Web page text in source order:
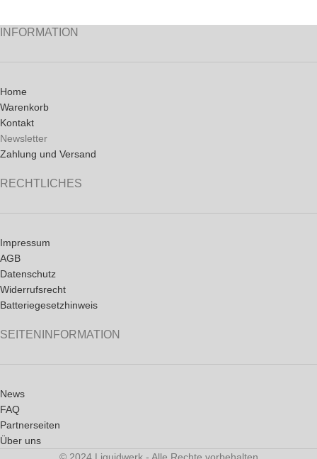
INFORMATION
Home
Warenkorb
Kontakt
Newsletter
Zahlung und Versand
RECHTLICHES
Impressum
AGB
Datenschutz
Widerrufsrecht
Batteriegesetzhinweis
SEITENINFORMATION
News
FAQ
Partnerseiten
Über uns